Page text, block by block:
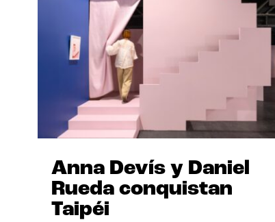
Anna Devís y Daniel
Rueda conquistan
Taipéi